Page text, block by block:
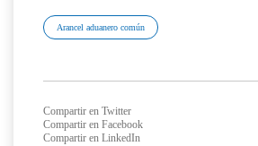
Arancel aduanero común
Compartir en Twitter
Compartir en Facebook
Compartir en LinkedIn